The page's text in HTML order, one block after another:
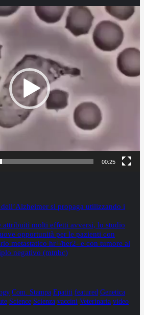
00:25
si propaga utilizzando i
attribuiti molti effetti avversi, lo studio
opportunità per le pazienti con
metastatico hr+/her2- e con tumore al
negativo (mtnbc)
Com. Stampa Epatiti featured Genetica
Science Scienza vaccini Veterinaria video